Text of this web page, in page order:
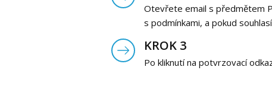
Otevřete email s předmětem
s podmínkami, a pokud
KROK 3
Po kliknutí na potvrzovací